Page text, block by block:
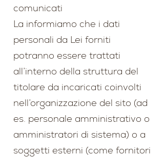
comunicati
La informiamo che i dati
personali da Lei forniti
potranno essere trattati
all’interno della struttura del
titolare da incaricati coinvolti
nell’organizzazione del sito (ad
es. personale amministrativo o
amministratori di sistema) o a
soggetti esterni (come fornitori